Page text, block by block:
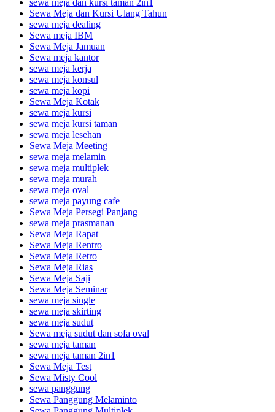
sewa meja dan kursi taman 2in1
Sewa Meja dan Kursi Ulang Tahun
sewa meja dealing
Sewa meja IBM
Sewa Meja Jamuan
Sewa meja kantor
sewa meja kerja
sewa meja konsul
sewa meja kopi
Sewa Meja Kotak
sewa meja kursi
sewa meja kursi taman
sewa meja lesehan
Sewa Meja Meeting
sewa meja melamin
sewa meja multiplek
sewa meja murah
sewa meja oval
sewa meja payung cafe
Sewa Meja Persegi Panjang
sewa meja prasmanan
Sewa Meja Rapat
Sewa Meja Rentro
Sewa Meja Retro
Sewa Meja Rias
Sewa Meja Saji
Sewa Meja Seminar
sewa meja single
sewa meja skirting
sewa meja sudut
Sewa meja sudut dan sofa oval
sewa meja taman
sewa meja taman 2in1
Sewa Meja Test
Sewa Misty Cool
sewa panggung
Sewa Panggung Melaminto